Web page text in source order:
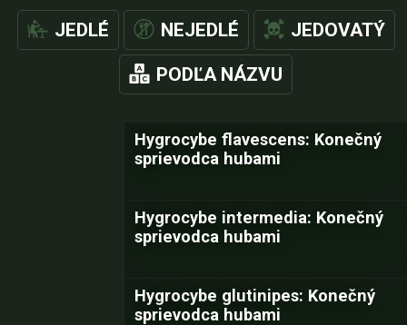
JEDLÉ NEJEDLÉ JEDOVATÝ
PODĽA NÁZVU
Hygrocybe flavescens: Konečný
sprievodca hubami
Hygrocybe intermedia: Konečný
sprievodca hubami
Hygrocybe glutinipes: Konečný
sprievodca hubami